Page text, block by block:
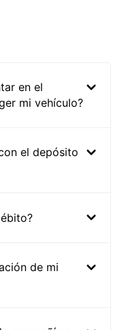
en el
mi vehículo?
el depósito
de mi